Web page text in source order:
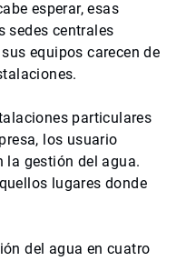
esperar, esas
sedes centrales
equipos carecen de
particulares
los usuario
la gestión del agua.
lugares donde
del agua en cuatro